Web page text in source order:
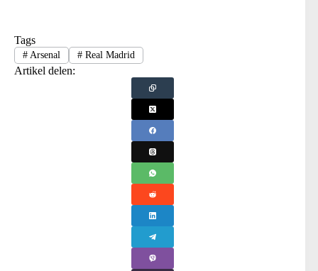
Tags
#Arsenal #Real Madrid
Artikel delen: